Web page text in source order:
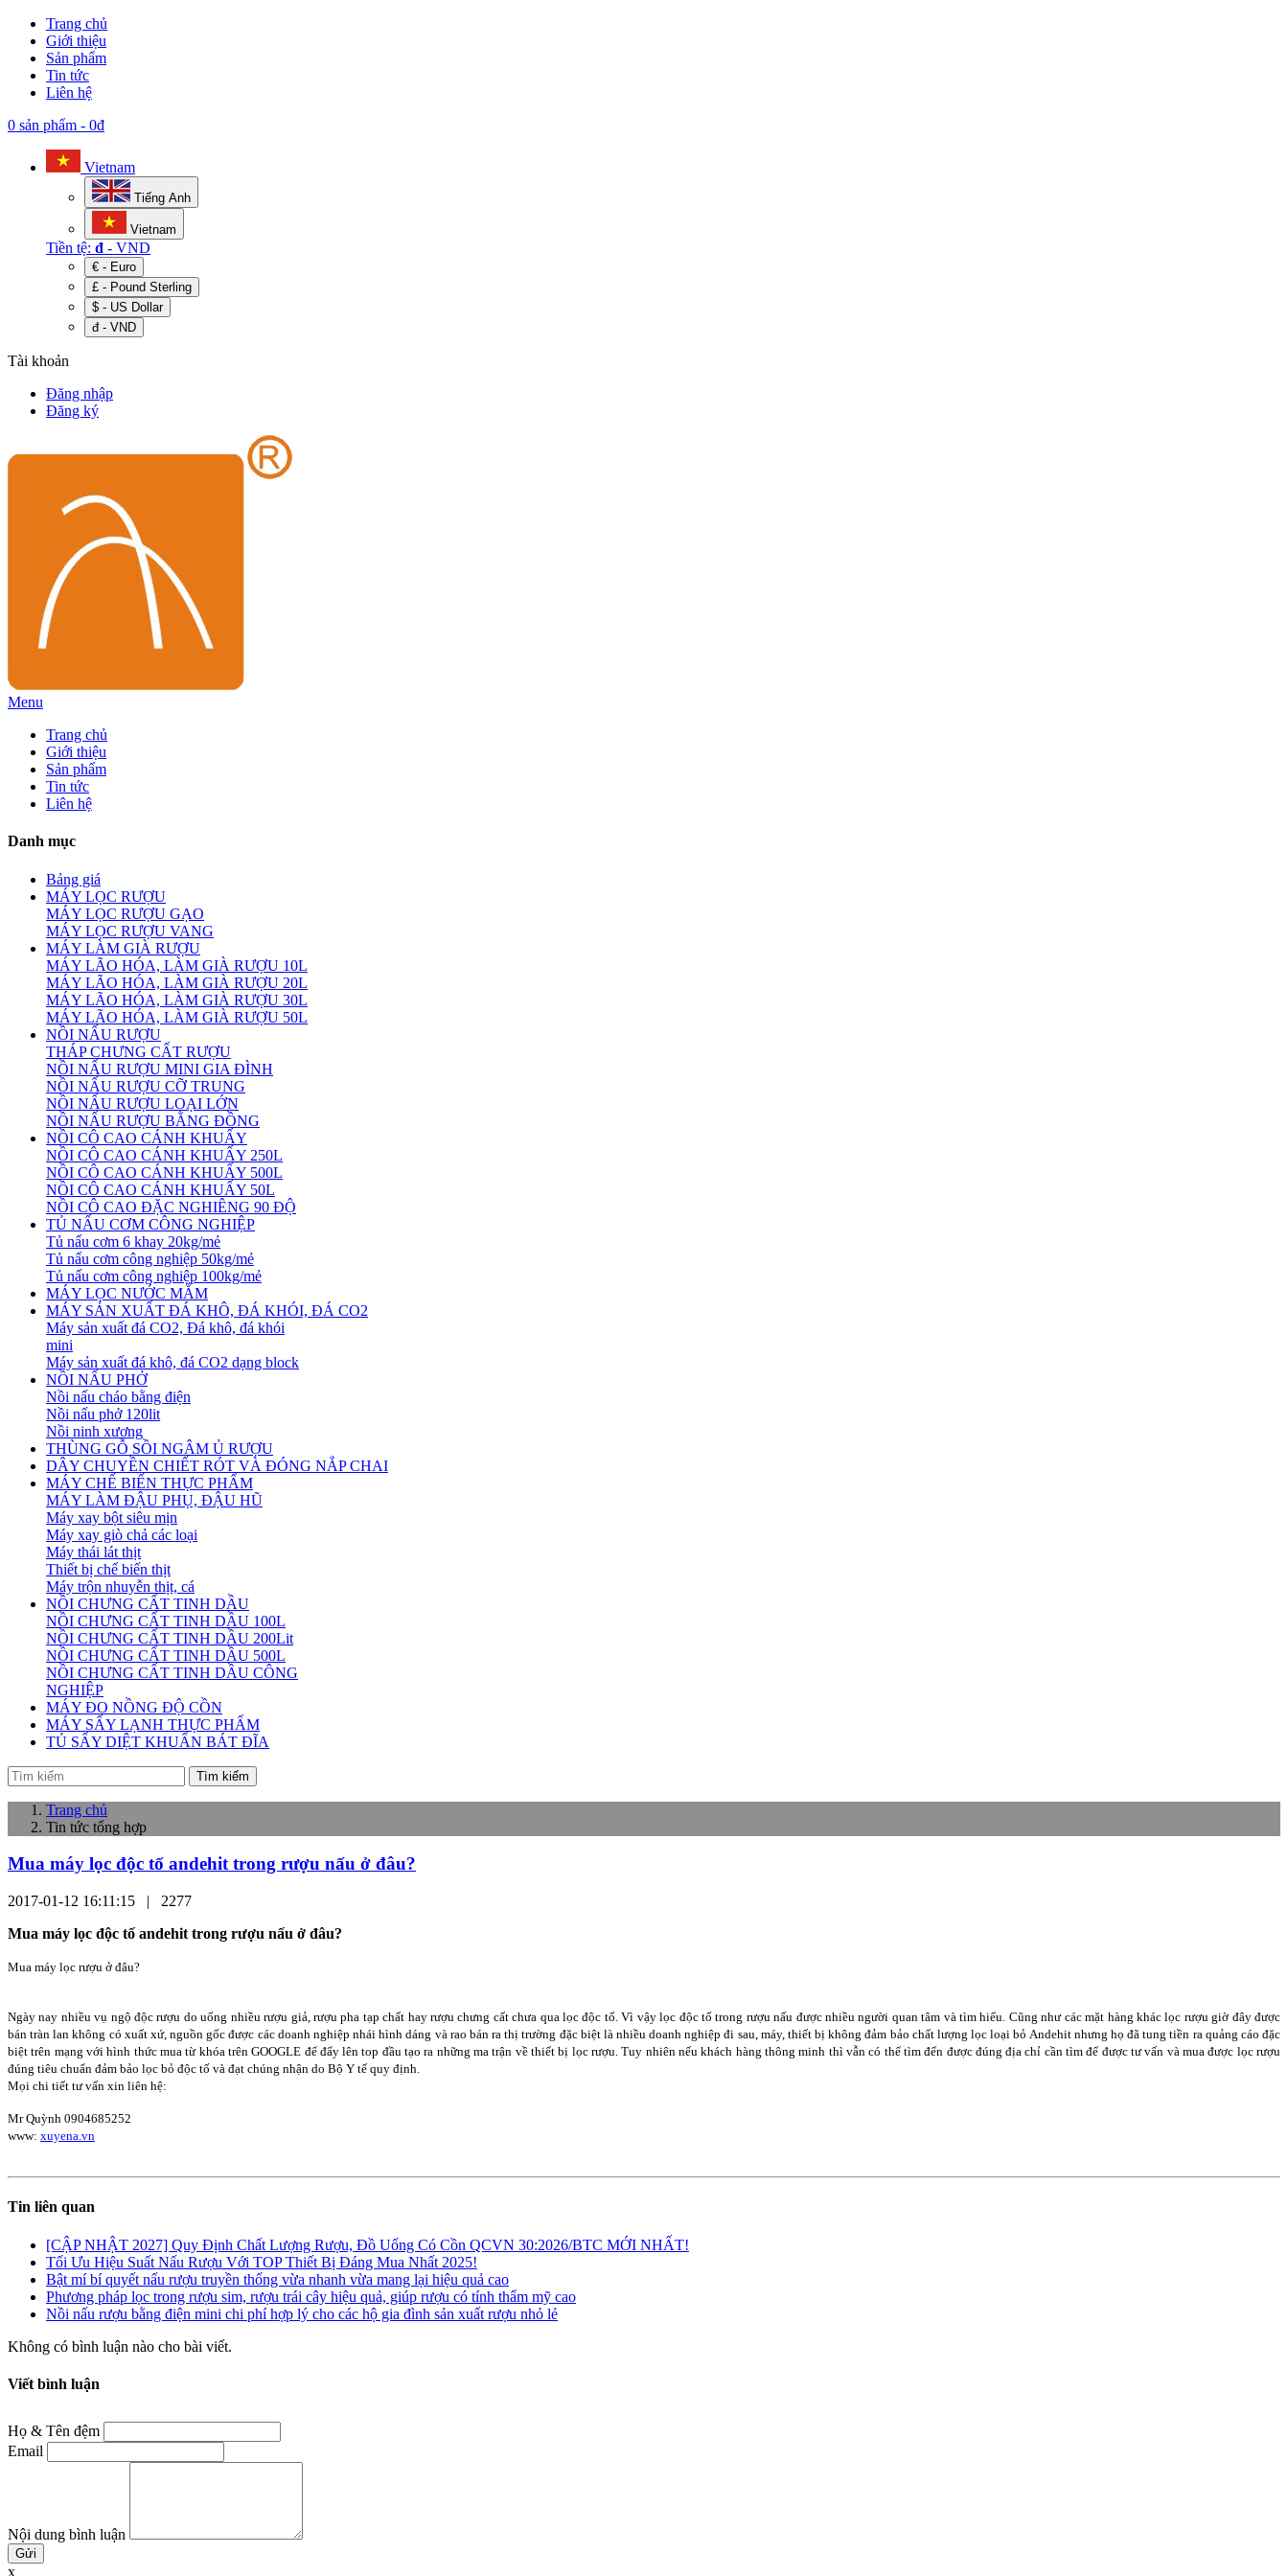
Trang chủ
Giới thiệu
Sản phẩm
Tin tức
Liên hệ
0 sản phẩm - 0đ
Vietnam
Tiếng Anh
Vietnam
Tiền tệ: đ - VND
€ - Euro
£ - Pound Sterling
$ - US Dollar
đ - VND
Tài khoản
Đăng nhập
Đăng ký
Menu
Trang chủ
Giới thiệu
Sản phẩm
Tin tức
Liên hệ
Danh mục
Bảng giá
MÁY LỌC RƯỢU
MÁY LỌC RƯỢU GẠO
MÁY LỌC RƯỢU VANG
MÁY LÀM GIÀ RƯỢU
MÁY LÃO HÓA, LÀM GIÀ RƯỢU 10L
MÁY LÃO HÓA, LÀM GIÀ RƯỢU 20L
MÁY LÃO HÓA, LÀM GIÀ RƯỢU 30L
MÁY LÃO HÓA, LÀM GIÀ RƯỢU 50L
NỒI NẤU RƯỢU
THÁP CHƯNG CẤT RƯỢU
NỒI NẤU RƯỢU MINI GIA ĐÌNH
NỒI NẤU RƯỢU CỠ TRUNG
NỒI NẤU RƯỢU LOẠI LỚN
NỒI NẤU RƯỢU BẰNG ĐỒNG
NỒI CÔ CAO CÁNH KHUẤY
NỒI CÔ CAO CÁNH KHUẤY 250L
NỒI CÔ CAO CÁNH KHUẤY 500L
NỒI CÔ CAO CÁNH KHUẤY 50L
NỒI CÔ CAO ĐẶC NGHIÊNG 90 ĐỘ
TỦ NẤU CƠM CÔNG NGHIỆP
Tủ nấu cơm 6 khay 20kg/mẻ
Tủ nấu cơm công nghiệp 50kg/mẻ
Tủ nấu cơm công nghiệp 100kg/mẻ
MÁY LỌC NƯỚC MẮM
MÁY SẢN XUẤT ĐÁ KHÔ, ĐÁ KHÓI, ĐÁ CO2
Máy sản xuất đá CO2, Đá khô, đá khói
mini
Máy sản xuất đá khô, đá CO2 dạng block
NỒI NẤU PHỞ
Nồi nấu cháo bằng điện
Nồi nấu phở 120lit
Nồi ninh xương
THÙNG GỖ SỒI NGÂM Ủ RƯỢU
DÂY CHUYỀN CHIẾT RÓT VÀ ĐÓNG NẮP CHAI
MÁY CHẾ BIẾN THỰC PHẨM
MÁY LÀM ĐẬU PHỤ, ĐẬU HŨ
Máy xay bột siêu mịn
Máy xay giò chả các loại
Máy thái lát thịt
Thiết bị chế biến thịt
Máy trộn nhuyễn thịt, cá
NỒI CHƯNG CẤT TINH DẦU
NỒI CHƯNG CẤT TINH DẦU 100L
NỒI CHƯNG CẤT TINH DẦU 200Lit
NỒI CHƯNG CẤT TINH DẦU 500L
NỒI CHƯNG CẤT TINH DẦU CÔNG
NGHIỆP
MÁY ĐO NỒNG ĐỘ CỒN
MÁY SẤY LẠNH THỰC PHẨM
TỦ SẤY DIỆT KHUẨN BÁT ĐĨA
Tìm kiếm
Trang chủ
Tin tức tổng hợp
Mua máy lọc độc tố andehit trong rượu nấu ở đâu?
2017-01-12 16:11:15 | 2277
Mua máy lọc độc tố andehit trong rượu nấu ở đâu?
Mua máy lọc rượu ở đâu?
Ngày nay nhiều vụ ngộ độc rượu do uống nhiều rượu giả, rượu pha tạp chất hay rượu chưng cất chưa qua lọc độc tố. Vì vậy lọc độc tố trong rượu nấu được nhiều người quan tâm và tìm hiểu. Cũng như các mặt hàng khác lọc rượu giờ đây được
bán tràn lan không có xuất xứ, nguồn gốc được các doanh nghiệp nhái hình dáng và rao bán ra thị trường đặc biệt là nhiều doanh nghiệp đi sau, máy, thiết bị không đảm bảo chất lượng lọc loại bỏ Andehit nhưng họ đã tung tiền ra quảng cáo đặc
biệt trên mạng với hình thức mua từ khóa trên GOOGLE để đẩy lên top đầu tạo ra những ma trận về thiết bị lọc rượu. Tuy nhiên nếu khách hàng thông minh thì vẫn có thể tìm đến được đúng địa chỉ cần tìm để được tư vấn và mua được lọc rượu
đúng tiêu chuẩn đảm bảo lọc bỏ độc tố và đạt chúng nhận do Bộ Y tế quy định.
Mọi chi tiết tư vấn xin liên hệ:
Mr Quỳnh 0904685252
www: xuyena.vn
Tin liên quan
[CẬP NHẬT 2027] Quy Định Chất Lượng Rượu, Đồ Uống Có Cồn QCVN 30:2026/BTC MỚI NHẤT!
Tối Ưu Hiệu Suất Nấu Rượu Với TOP Thiết Bị Đáng Mua Nhất 2025!
Bật mí bí quyết nấu rượu truyền thống vừa nhanh vừa mang lại hiệu quả cao
Phương pháp lọc trong rượu sim, rượu trái cây hiệu quả, giúp rượu có tính thẩm mỹ cao
Nồi nấu rượu bằng điện mini chi phí hợp lý cho các hộ gia đình sản xuất rượu nhỏ lẻ
Không có bình luận nào cho bài viết.
Viết bình luận
Họ & Tên đệm
Email
Nội dung bình luận
x